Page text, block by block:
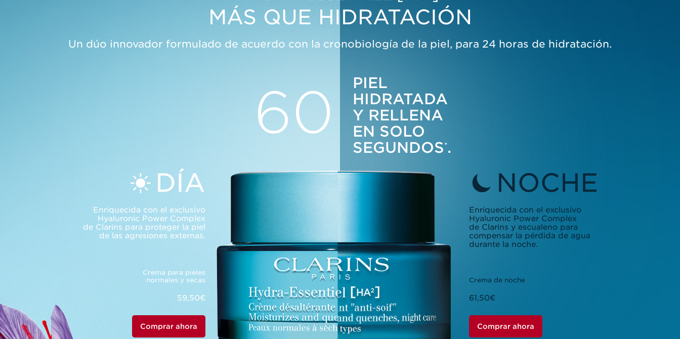
MÁS QUE HIDRATACIÓN
Un dúo innovador formulado de acuerdo con la cronobiología de la piel, para 24 horas de hidratación.
PIEL
HIDRATADA
Y RELLENA
EN SOLO
60
SEGUNDOS*.
DÍA
Enriquecida con el exclusivo
Hyaluronic Power Complex
de Clarins para proteger la piel
de las agresiones externas.
Crema para pieles
normales y secas
59,50€
Comprar ahora
NOCHE
Enriquecida con el exclusivo
Hyaluronic Power Complex
de Clarins y escualeno para
compensar la pérdida de agua
durante la noche.
Crema de noche
61,50€
Comprar ahora